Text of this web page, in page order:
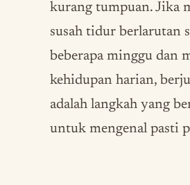
kurang tumpuan. Jika
susah tidur berlarutan
beberapa minggu dan
kehidupan harian,
adalah langkah yang
untuk mengenal pasti